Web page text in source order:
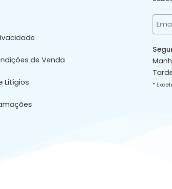
de Venda
Litígios *